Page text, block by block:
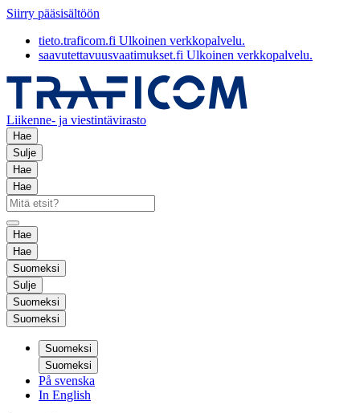
Siirry pääsisältöön
tieto.traficom.fi Ulkoinen verkkopalvelu.
saavutettavuusvaatimukset.fi Ulkoinen verkkopalvelu.
Liikenne- ja viestintävirasto
Hae
Sulje
Hae
Hae
Hae
Hae
Suomeksi
Sulje
Suomeksi
Suomeksi
Suomeksi
Suomeksi
På svenska
In English